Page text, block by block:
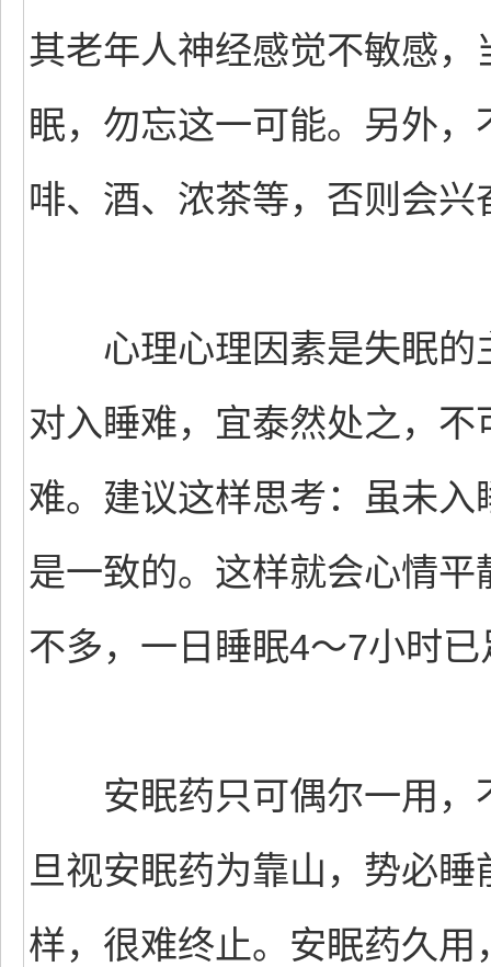
其老年人神经感觉不敏感
眠，勿忘这一可能。另外
啡、酒、浓茶等，否则会
心理心理因素是失眠的
对入睡难，宜泰然处之，
难。建议这样思考：虽未
是一致的。这样就会心情
不多，一日睡眠4～7小时
安眠药只可偶尔一用，
旦视安眠药为靠山，势必
样，很难终止。安眠药久